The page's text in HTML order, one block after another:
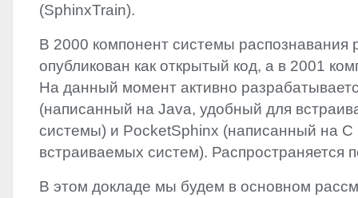
(SphinxTrain).
В 2000 компонент системы распознавания
опубликован как открытый код, а в 2001
На данный момент активно
(написанный на Java, удобный для
системы) и PocketSphinx (написанный на
встраиваемых систем). Распространяется
В этом докладе мы будем в основном